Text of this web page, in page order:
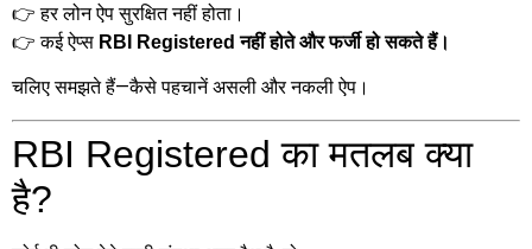
👉 हर लोन ऐप सुरक्षित नहीं होता।
👉 कई ऐप्स RBI Registered नहीं होते और फर्जी हो सकते हैं।
चलिए समझते हैं—कैसे पहचानें असली और नकली ऐप।
RBI Registered का मतलब क्या
है?